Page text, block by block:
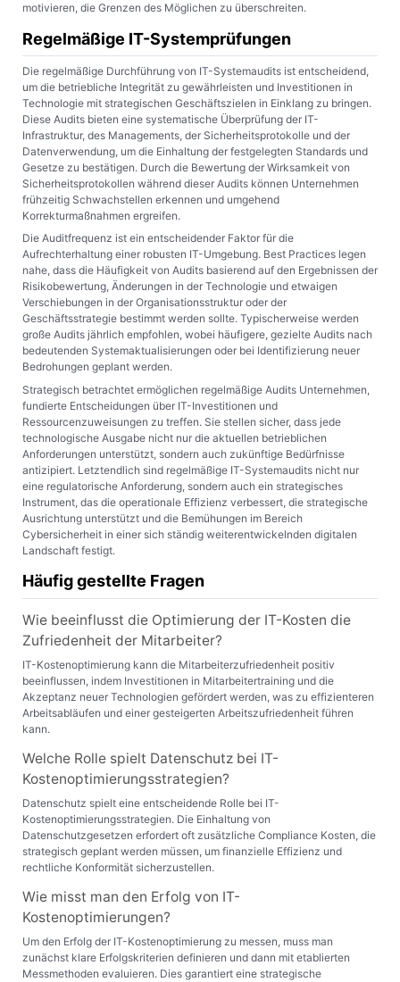
motivieren, die Grenzen des Möglichen zu überschreiten.
Regelmäßige IT-Systemprüfungen
Die regelmäßige Durchführung von IT-Systemaudits ist entscheidend,
um die betriebliche Integrität zu gewährleisten und Investitionen in
Technologie mit strategischen Geschäftszielen in Einklang zu bringen.
Diese Audits bieten eine systematische Überprüfung der IT-
Infrastruktur, des Managements, der Sicherheitsprotokolle und der
Datenverwendung, um die Einhaltung der festgelegten Standards und
Gesetze zu bestätigen. Durch die Bewertung der Wirksamkeit von
Sicherheitsprotokollen während dieser Audits können Unternehmen
frühzeitig Schwachstellen erkennen und umgehend
Korrekturmaßnahmen ergreifen.
Die Auditfrequenz ist ein entscheidender Faktor für die
Aufrechterhaltung einer robusten IT-Umgebung. Best Practices legen
nahe, dass die Häufigkeit von Audits basierend auf den Ergebnissen der
Risikobewertung, Änderungen in der Technologie und etwaigen
Verschiebungen in der Organisationsstruktur oder der
Geschäftsstrategie bestimmt werden sollte. Typischerweise werden
große Audits jährlich empfohlen, wobei häufigere, gezielte Audits nach
bedeutenden Systemaktualisierungen oder bei Identifizierung neuer
Bedrohungen geplant werden.
Strategisch betrachtet ermöglichen regelmäßige Audits Unternehmen,
fundierte Entscheidungen über IT-Investitionen und
Ressourcenzuweisungen zu treffen. Sie stellen sicher, dass jede
technologische Ausgabe nicht nur die aktuellen betrieblichen
Anforderungen unterstützt, sondern auch zukünftige Bedürfnisse
antizipiert. Letztendlich sind regelmäßige IT-Systemaudits nicht nur
eine regulatorische Anforderung, sondern auch ein strategisches
Instrument, das die operationale Effizienz verbessert, die strategische
Ausrichtung unterstützt und die Bemühungen im Bereich
Cybersicherheit in einer sich ständig weiterentwickelnden digitalen
Landschaft festigt.
Häufig gestellte Fragen
Wie beeinflusst die Optimierung der IT-Kosten die
Zufriedenheit der Mitarbeiter?
IT-Kostenoptimierung kann die Mitarbeiterzufriedenheit positiv
beeinflussen, indem Investitionen in Mitarbeitertraining und die
Akzeptanz neuer Technologien gefördert werden, was zu effizienteren
Arbeitsabläufen und einer gesteigerten Arbeitszufriedenheit führen
kann.
Welche Rolle spielt Datenschutz bei IT-
Kostenoptimierungsstrategien?
Datenschutz spielt eine entscheidende Rolle bei IT-
Kostenoptimierungsstrategien. Die Einhaltung von
Datenschutzgesetzen erfordert oft zusätzliche Compliance Kosten, die
strategisch geplant werden müssen, um finanzielle Effizienz und
rechtliche Konformität sicherzustellen.
Wie misst man den Erfolg von IT-
Kostenoptimierungen?
Um den Erfolg der IT-Kostenoptimierung zu messen, muss man
zunächst klare Erfolgskriterien definieren und dann mit etablierten
Messmethoden evaluieren. Dies garantiert eine strategische